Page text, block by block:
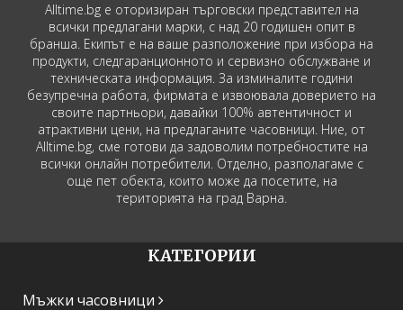
Alltime.bg е оторизиран търговски представител на
всички предлагани марки, с над 20 годишен опит в
бранша. Екипът е на ваше разположение при избора на
продукти, следгаранционното и сервизно обслужване и
техническата информация. За изминалите години
безупречна работа, фирмата е извоювала доверието на
своите партньори, давайки 100% автентичност и
атрактивни цени, на предлаганите часовници. Ние, от
Alltime.bg, сме готови да задоволим потребностите на
всички онлайн потребители. Отделно, разполагаме с
още пет обекта, които може да посетите, на
територията на град Варна.
КАТЕГОРИИ
Мъжки часовници